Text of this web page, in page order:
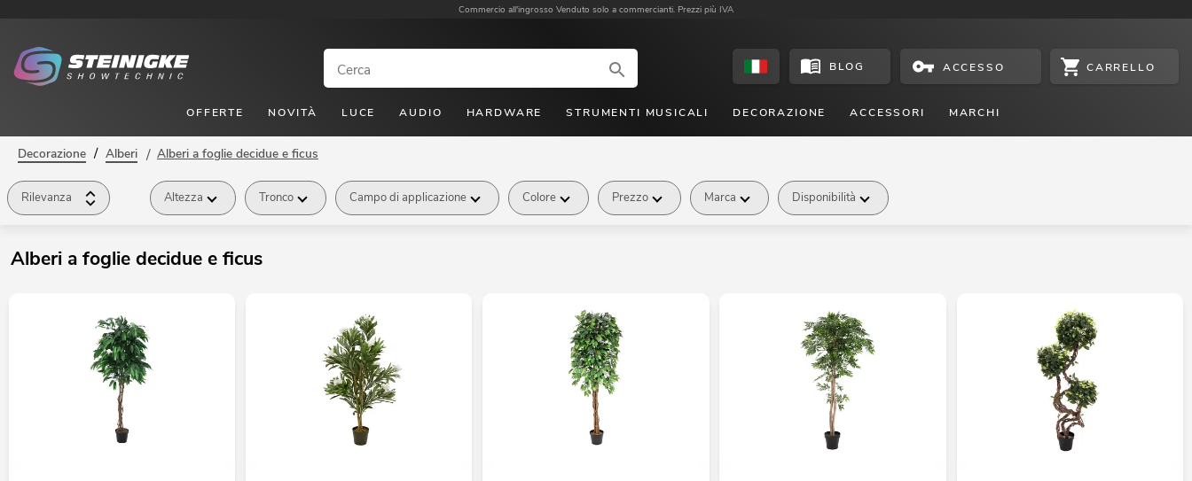
Commercio all'ingrosso Venduto solo a commercianti. Prezzi più IVA
BLOG ACCESSO CARRELLO
OFFERTE NOVITÀ LUCE AUDIO HARDWARE STRUMENTI MUSICALI DECORAZIONE ACCESSORI MARCHI
Decorazione / Alberi / Alberi a foglie decidue e ficus
Rilevanza Altezza Tronco Campo di applicazione Colore Prezzo Marca Disponibilità
Alberi a foglie decidue e ficus